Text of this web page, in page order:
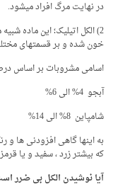
در نهایت مرگ افراد می­شود.
2) الکل اتیلیک؛ این ماده
خون شده و بر قسمتهای
اسامی مشروبات بر اساس
آبجو 4% الی 6% شراب 7% الی 15%
شامپاین 8% الی 14% ودکا – ویسکی 4% الی 95%
به اینها گاهی افزودنی ها
که بیشتر زرد ، سفید و یا
آیا نوشیدن الکل بی ضرر